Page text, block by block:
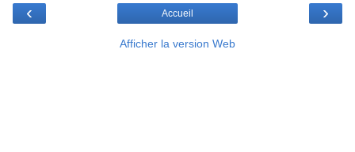
‹ ›
Accueil
Afficher la version Web